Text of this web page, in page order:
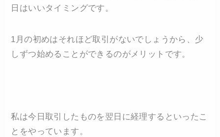
日はいいタイミングです。
1月の初めはそれほど取引がないでしょうから、少
しずつ始めることができるのがメリットです。
私は今日取引したものを翌日に経理するといったこ
とをやっています。